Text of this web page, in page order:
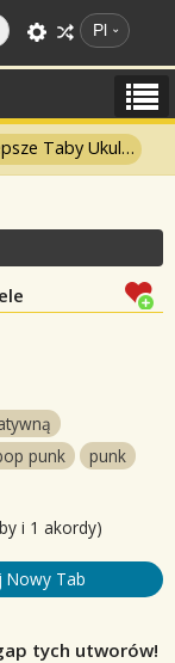
Pl
Taby Ukulele
punk
punk
i 1 akordy)
Nowy Tab
tych utworów!